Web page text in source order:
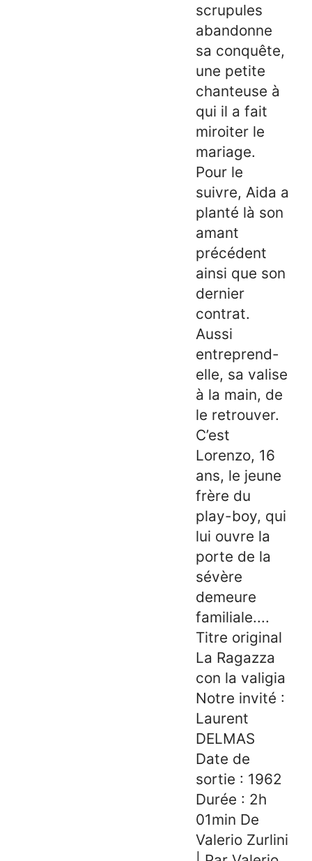
scrupules
abandonne
sa conquête,
une petite
chanteuse à
qui il a fait
miroiter le
mariage.
Pour le
suivre, Aida a
planté là son
amant
précédent
ainsi que son
dernier
contrat.
Aussi
entreprend-
elle, sa valise
à la main, de
le retrouver.
C’est
Lorenzo, 16
ans, le jeune
frère du
play-boy, qui
lui ouvre la
porte de la
sévère
demeure
familiale....
Titre original
La Ragazza
con la valigia
Notre invité :
Laurent
DELMAS
Date de
sortie : 1962
Durée : 2h
01min De
Valerio Zurlini